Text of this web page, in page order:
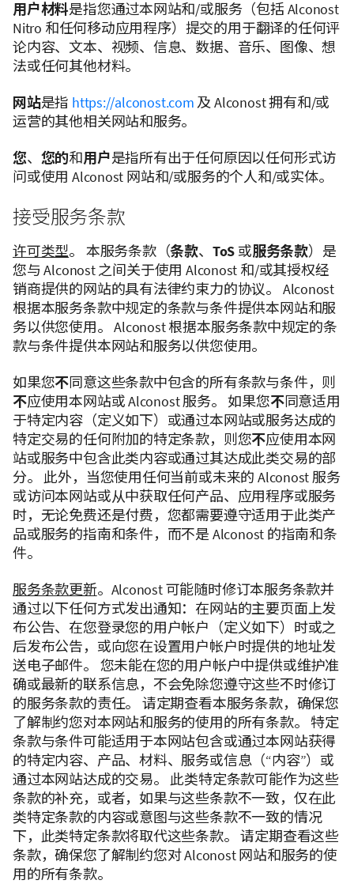
用户材料是指您通过本网站和/或服务（包括 Alconost
Nitro 和任何移动应用程序）提交的用于翻译的任何评
论内容、文本、视频、信息、数据、音乐、图像、想
法或任何其他材料。
网站是指 https://alconost.com及 Alconost 拥有和/或
运营的其他相关网站和服务。
您、 您的和用户是指所有出于任何原因以任何形式访
问或使用 Alconost 网站和/或服务的个人和/或实体。
接受服务条款
许可类型。 本服务条款（条款、 ToS 或服务条款）是
您与 Alconost 之间关于使用 Alconost 和/或其授权经
销商提供的网站的具有法律约束力的协议。 Alconost
根据本服务条款中规定的条款与条件提供本网站和服
务以供您使用。 Alconost 根据本服务条款中规定的条
款与条件提供本网站和服务以供您使用。
如果您不同意这些条款中包含的所有条款与条件，则
不应使用本网站或 Alconost 服务。 如果您不同意适用
于特定内容（定义如下）或通过本网站或服务达成的
特定交易的任何附加的特定条款，则您不应使用本网
站或服务中包含此类内容或通过其达成此类交易的部
分。 此外，当您使用任何当前或未来的 Alconost 服务
或访问本网站或从中获取任何产品、应用程序或服务
时，无论免费还是付费，您都需要遵守适用于此类产
品或服务的指南和条件，而不是 Alconost 的指南和条
件。
服务条款更新。Alconost 可能随时修订本服务条款并
通过以下任何方式发出通知：在网站的主要页面上发
布公告、在您登录您的用户帐户（定义如下）时或之
后发布公告，或向您在设置用户帐户时提供的地址发
送电子邮件。 您未能在您的用户帐户中提供或维护准
确或最新的联系信息，不会免除您遵守这些不时修订
的服务条款的责任。 请定期查看本服务条款，确保您
了解制约您对本网站和服务的使用的所有条款。 特定
条款与条件可能适用于本网站包含或通过本网站获得
的特定内容、产品、材料、服务或信息（“内容”）或
通过本网站达成的交易。 此类特定条款可能作为这些
条款的补充，或者，如果与这些条款不一致，仅在此
类特定条款的内容或意图与这些条款不一致的情况
下，此类特定条款将取代这些条款。 请定期查看这些
条款，确保您了解制约您对 Alconost 网站和服务的使
用的所有条款。